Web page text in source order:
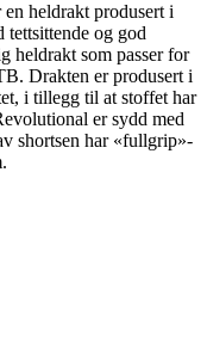
heldrakt produsert i
og god
heldrakt som passer for
Drakten er produsert i
i tillegg til at stoffet har
er sydd med
shortsen har «fullgrip»-